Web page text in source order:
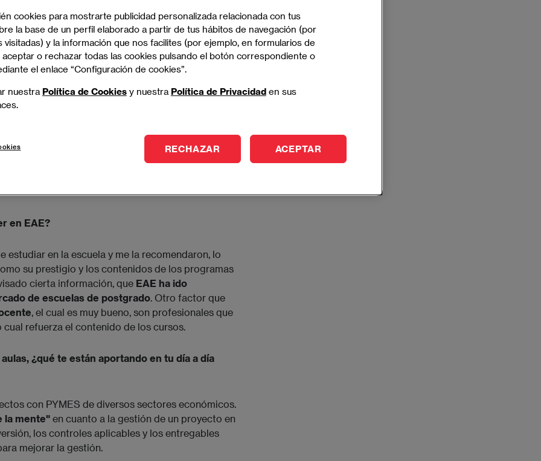
a crecer a las PYMES peruanas, a través de la
resultados financieros. "Nuestro reto es ayudar
procesos sean eficientes, que el resultado de
la empresa", nos cuenta el CEO de la empresa,
es antiguo alumno del Máster en Project
cómo ha contribuido el Máster en su desarrollo
Francisco para conocer la
situación de las PYMES
cerca del 98% de todas las empresas existentes.
escenario alentador, nuestro antiguo alumno ya
en EAE?
en la escuela y me la recomendaron, lo
su prestigio y los contenidos de los programas
cierta información, que EAE ha ido
de escuelas de postgrado. Otro factor que
, el cual es muy bueno, son profesionales que
refuerza el contenido de los cursos.
¿qué te están aportando en tu día a día
con PYMES de diversos sectores económicos.
la mente" en cuanto a la gestión de un proyecto en
los controles aplicables y los entregables
mejorar la gestión.
cookies para mostrarte publicidad personalizada relacionada con tus
la base de un perfil elaborado a partir de tus hábitos de navegación (por
visitadas) y la información que nos facilites (por ejemplo, en formularios de
aceptar o rechazar todas las cookies pulsando el botón correspondiente o
el enlace “Configuración de cookies”.
nuestra Política de Cookiesy nuestra Política de Privacidaden sus
RECHAZAR ACEPTAR